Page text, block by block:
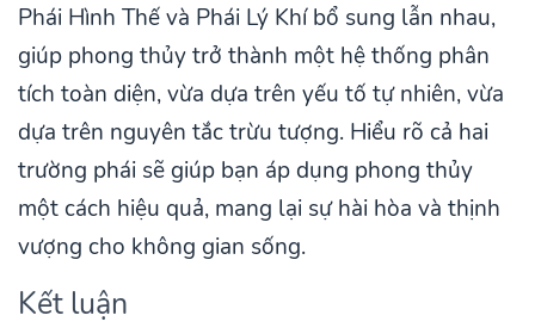
Phái Hình Thế và Phái Lý Khí bổ sung lẫn nhau,
giúp phong thủy trở thành một hệ thống phân
tích toàn diện, vừa dựa trên yếu tố tự nhiên, vừa
dựa trên nguyên tắc trừu tượng. Hiểu rõ cả hai
trường phái sẽ giúp bạn áp dụng phong thủy
một cách hiệu quả, mang lại sự hài hòa và thịnh
vượng cho không gian sống.
Kết luận